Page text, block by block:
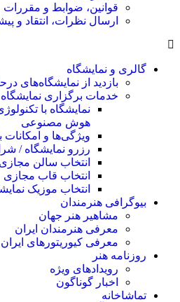
قوانین، ضوابط و مقررات
ارسال نظرات، انتقاد و
گالری و نمایشگاه
بازدید از نمایشگاه‌های
خدمات برگزاری نمایشگاه
نمایشگاه با
هوش مصنوعی
ویژگی‌ها و امکانات
رزرو نمایشگاه /
انتخاب سالن مجازی
انتخاب قاب مجازی
انتخاب موزیک
بیوگرافی هنرمندان
مشاهیر هنر جهان
معرفی هنرمندان ایران
معرفی کیوریتورهای ایران
روزنامه هنر
رویدادهای ویژه
اخبار گوناگون
تماشاخانه